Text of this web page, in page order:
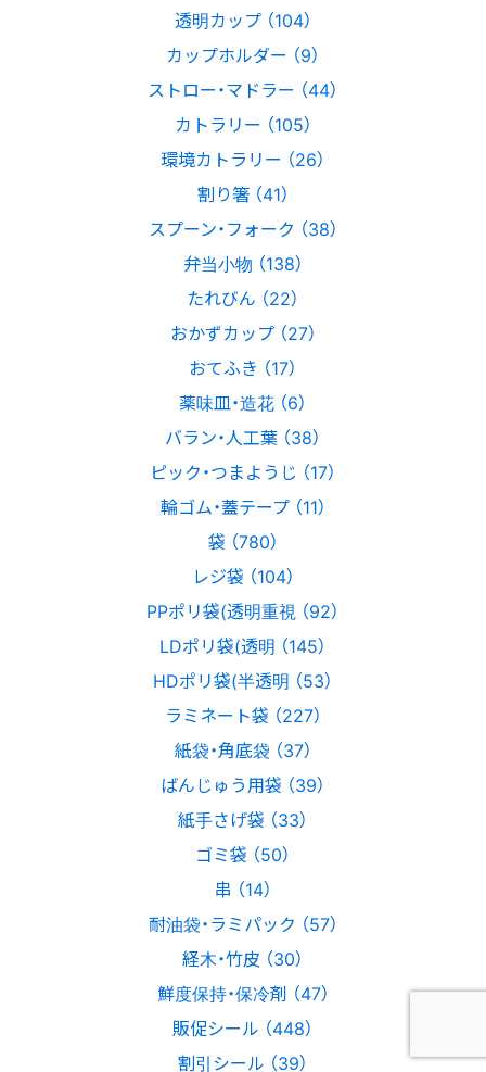
透明カップ （104）
カップホルダー （9）
ストロー・マドラー （44）
カトラリー （105）
環境カトラリー （26）
割り箸 （41）
スプーン・フォーク （38）
弁当小物 （138）
たれびん （22）
おかずカップ （27）
おてふき （17）
薬味皿・造花 （6）
バラン・人工葉 （38）
ピック・つまようじ （17）
輪ゴム・蓋テープ （11）
袋 （780）
レジ袋 （104）
PPポリ袋(透明重視 （92）
LDポリ袋(透明 （145）
HDポリ袋(半透明 （53）
ラミネート袋 （227）
紙袋・角底袋 （37）
ばんじゅう用袋 （39）
紙手さげ袋 （33）
ゴミ袋 （50）
串 （14）
耐油袋・ラミパック （57）
経木・竹皮 （30）
鮮度保持・保冷剤 （47）
販促シール （448）
割引シール （39）